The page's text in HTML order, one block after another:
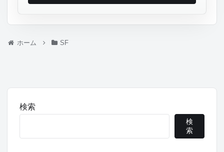
ホーム SF
検索
検
索